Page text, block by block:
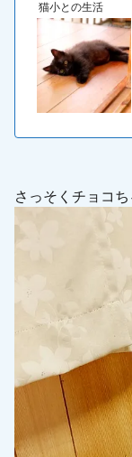
猫小との生活
さっそくチョコ